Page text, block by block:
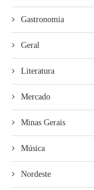
Gastronomia
Geral
Literatura
Mercado
Minas Gerais
Música
Nordeste